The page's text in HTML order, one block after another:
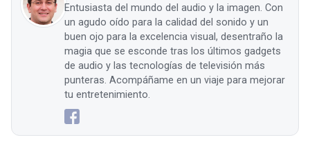
Entusiasta del mundo del audio y la imagen. Con
un agudo oído para la calidad del sonido y un
buen ojo para la excelencia visual, desentraño la
magia que se esconde tras los últimos gadgets
de audio y las tecnologías de televisión más
punteras. Acompáñame en un viaje para mejorar
tu entretenimiento.